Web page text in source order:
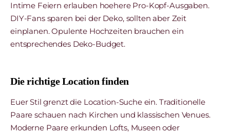
Intime Feiern erlauben hoehere Pro-Kopf-Ausgaben.
DIY-Fans sparen bei der Deko, sollten aber Zeit
einplanen. Opulente Hochzeiten brauchen ein
entsprechendes Deko-Budget.
Die richtige Location finden
Euer Stil grenzt die Location-Suche ein. Traditionelle
Paare schauen nach Kirchen und klassischen Venues.
Moderne Paare erkunden Lofts, Museen oder